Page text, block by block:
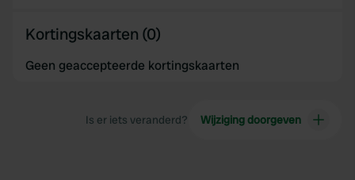
Kortingskaarten (0)
Geen geaccepteerde kortingskaarten
Is er iets veranderd? Wijziging doorgeven